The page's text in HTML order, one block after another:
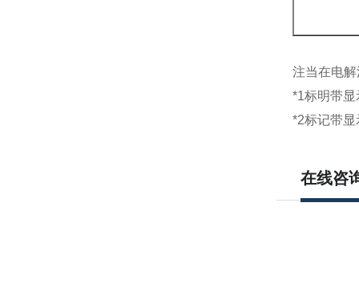
注当在电
*1标明带
*2标记带
在线咨